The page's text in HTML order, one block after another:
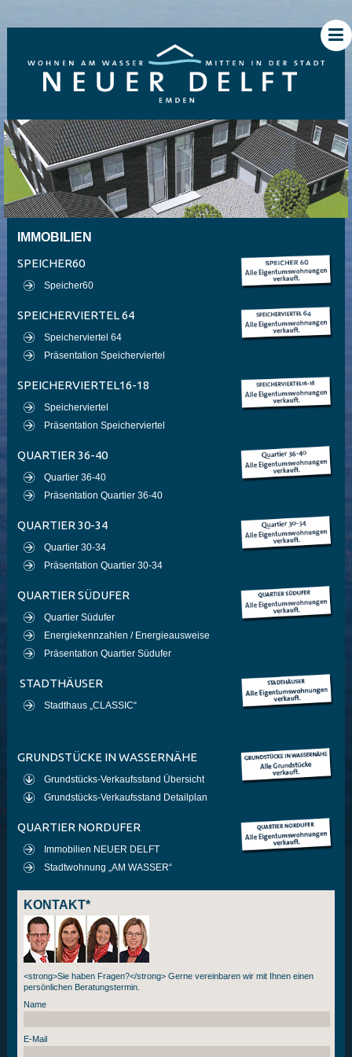
IMMOBILIEN
SPEICHER60
Speicher60
SPEICHERVIERTEL 64
Speicherviertel 64
Präsentation Speicherviertel
SPEICHERVIERTEL16-18
Speicherviertel
Präsentation Speicherviertel
QUARTIER 36-40
Quartier 36-40
Präsentation Quartier 36-40
QUARTIER 30-34
Quartier 30-34
Präsentation Quartier 30-34
QUARTIER SÜDUFER
Quartier Südufer
Energiekennzahlen / Energieausweise
Präsentation Quartier Südufer
STADTHÄUSER
Stadthaus „CLASSIC“
GRUNDSTÜCKE IN WASSERNÄHE
Grundstücks-Verkaufsstand Übersicht
Grundstücks-Verkaufsstand Detailplan
QUARTIER NORDUFER
Immobilien NEUER DELFT
Stadtwohnung „AM WASSER“
KONTAKT*
<strong>Sie haben Fragen?</strong> Gerne vereinbaren wir mit Ihnen einen
persönlichen Beratungstermin.
Name
E-Mail